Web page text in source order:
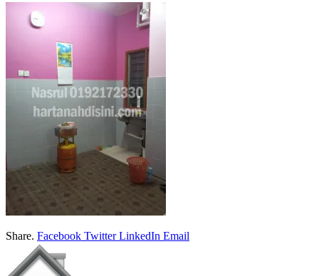
Share. Facebook Twitter LinkedIn Email